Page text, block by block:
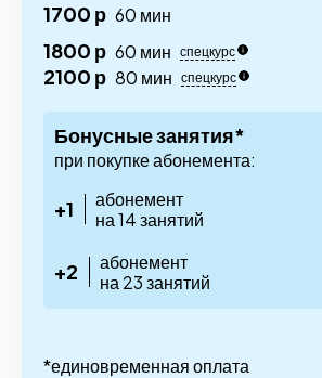
1700 р 60 мин
1800 р 60 мин спецкурс
2100 р 80 мин спецкурс
Бонусные занятия*
при покупке абонемента:
+1
абонемент
на 14 занятий
+2
абонемент
на 23 занятий
*единовременная оплата